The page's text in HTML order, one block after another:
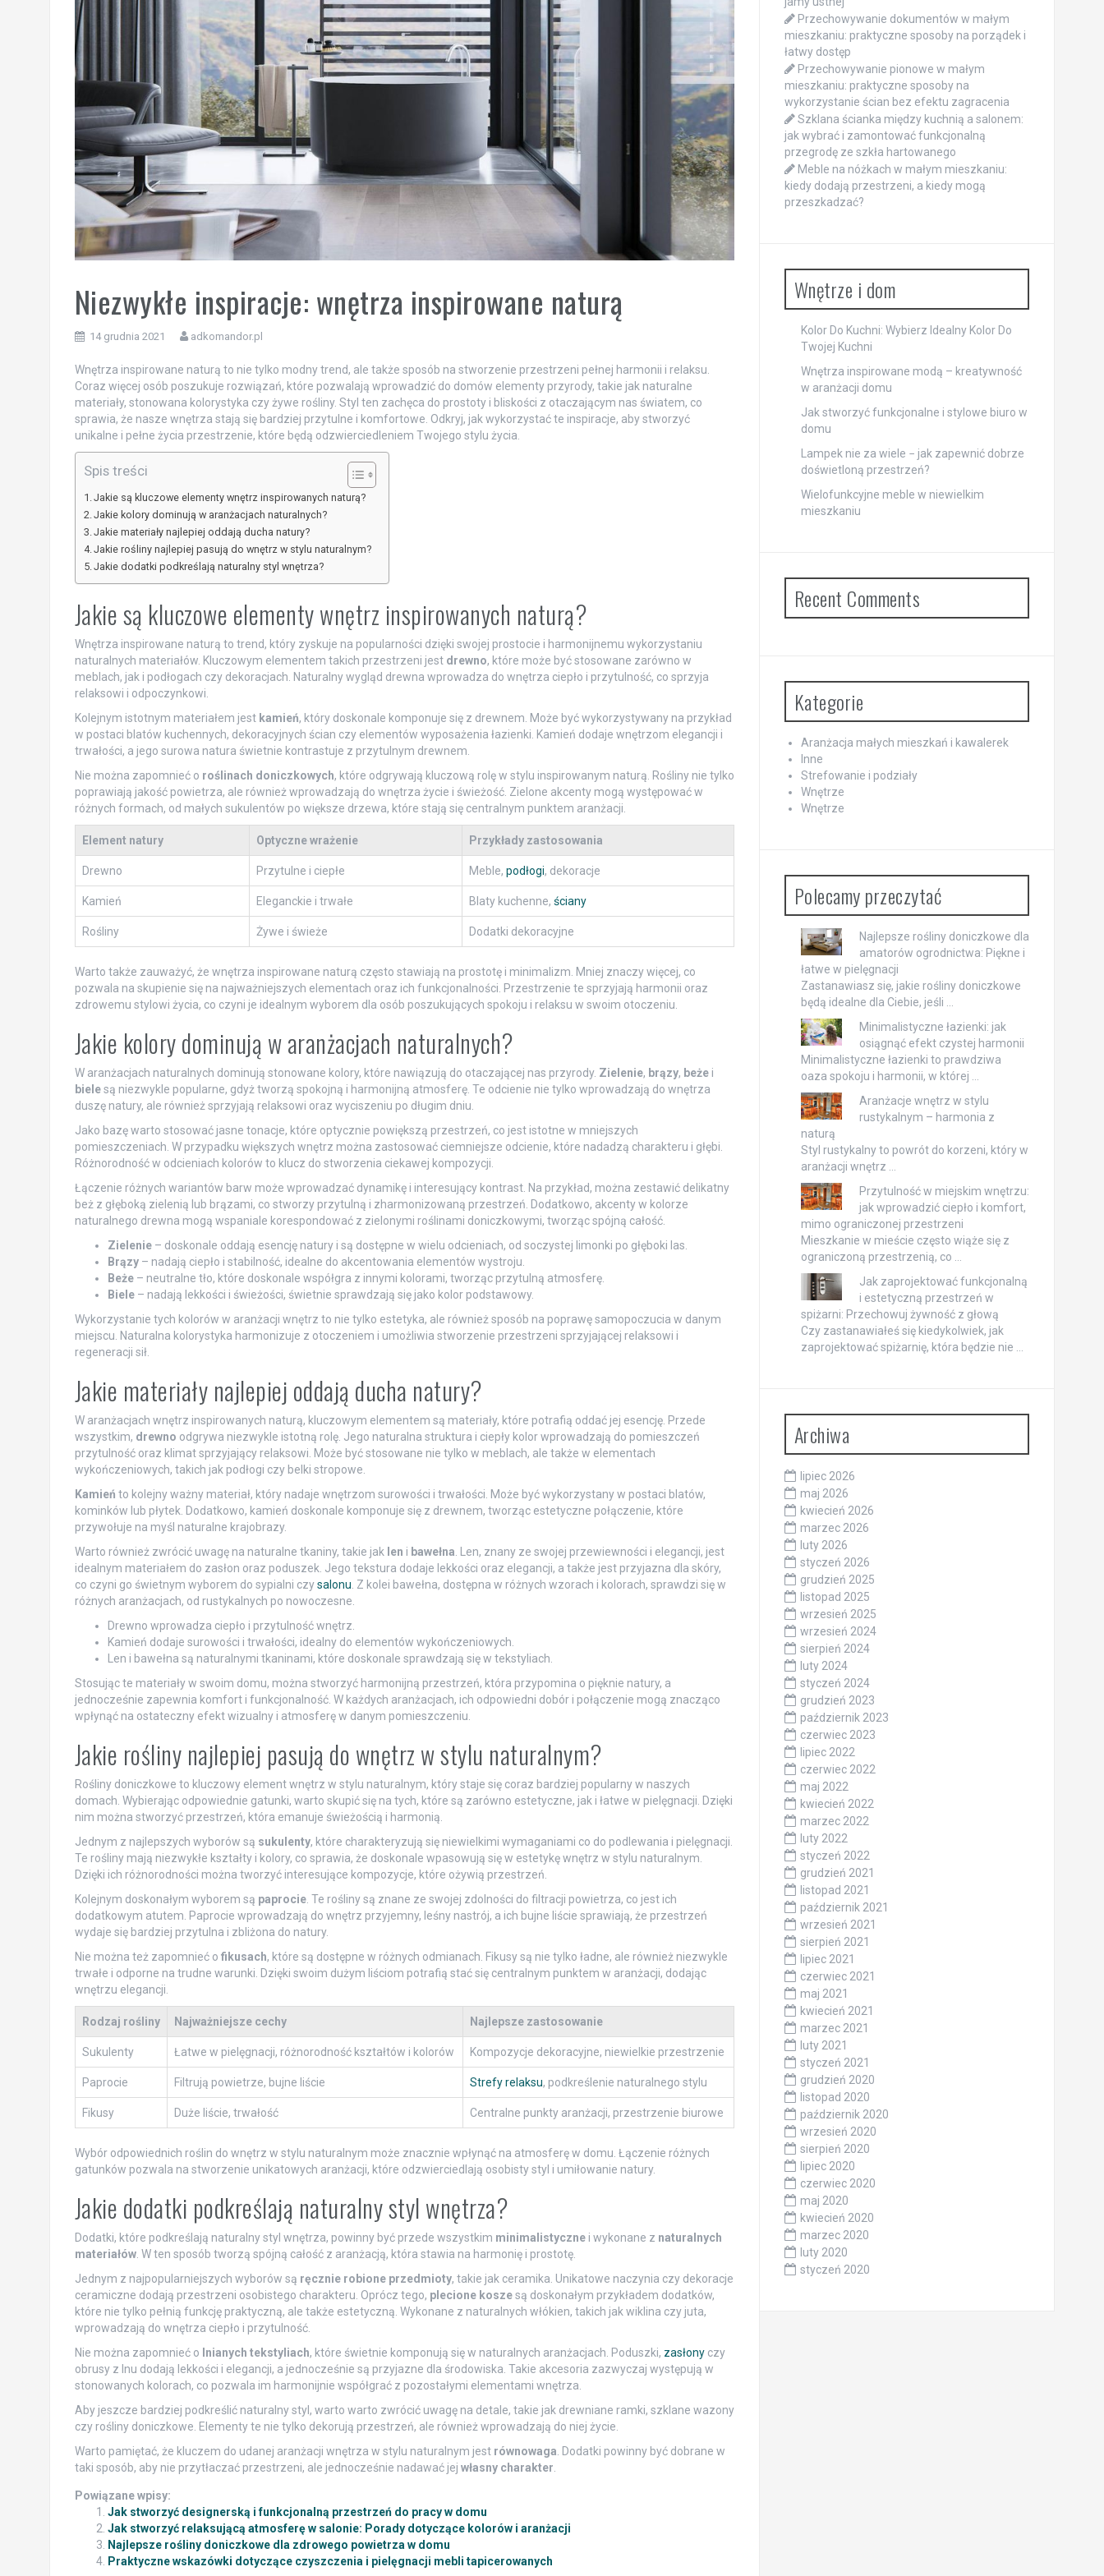
Niezwykłe inspiracje: wnętrza inspirowane naturą
14 grudnia 2021 adkomandor.pl
Wnętrza inspirowane naturą to nie tylko modny trend, ale także sposób na stworzenie przestrzeni pełnej harmonii i relaksu.
Coraz więcej osób poszukuje rozwiązań, które pozwalają wprowadzić do domów elementy przyrody, takie jak naturalne
materiały, stonowana kolorystyka czy żywe rośliny. Styl ten zachęca do prostoty i bliskości z otaczającym nas światem, co
sprawia, że nasze wnętrza stają się bardziej przytulne i komfortowe. Odkryj, jak wykorzystać te inspiracje, aby stworzyć
unikalne i pełne życia przestrzenie, które będą odzwierciedleniem Twojego stylu życia.
Spis treści
Jakie są kluczowe elementy wnętrz inspirowanych naturą?
Jakie kolory dominują w aranżacjach naturalnych?
Jakie materiały najlepiej oddają ducha natury?
Jakie rośliny najlepiej pasują do wnętrz w stylu naturalnym?
Jakie dodatki podkreślają naturalny styl wnętrza?
Jakie są kluczowe elementy wnętrz inspirowanych naturą?
Wnętrza inspirowane naturą to trend, który zyskuje na popularności dzięki swojej prostocie i harmonijnemu wykorzystaniu
naturalnych materiałów. Kluczowym elementem takich przestrzeni jest drewno, które może być stosowane zarówno w
meblach, jak i podłogach czy dekoracjach. Naturalny wygląd drewna wprowadza do wnętrza ciepło i przytulność, co sprzyja
relaksowi i odpoczynkowi.
Kolejnym istotnym materiałem jest kamień, który doskonale komponuje się z drewnem. Może być wykorzystywany na przykład
w postaci blatów kuchennych, dekoracyjnych ścian czy elementów wyposażenia łazienki. Kamień dodaje wnętrzom elegancji i
trwałości, a jego surowa natura świetnie kontrastuje z przytulnym drewnem.
Nie można zapomnieć o roślinach doniczkowych, które odgrywają kluczową rolę w stylu inspirowanym naturą. Rośliny nie tylko
poprawiają jakość powietrza, ale również wprowadzają do wnętrza życie i świeżość. Zielone akcenty mogą występować w
różnych formach, od małych sukulentów po większe drzewa, które stają się centralnym punktem aranżacji.
Element natury Optyczne wrażenie Przykłady zastosowania
Drewno Przytulne i ciepłe Meble, podłogi, dekoracje
Kamień Eleganckie i trwałe Blaty kuchenne, ściany
Rośliny Żywe i świeże Dodatki dekoracyjne
Warto także zauważyć, że wnętrza inspirowane naturą często stawiają na prostotę i minimalizm. Mniej znaczy więcej, co
pozwala na skupienie się na najważniejszych elementach oraz ich funkcjonalności. Przestrzenie te sprzyjają harmonii oraz
zdrowemu stylowi życia, co czyni je idealnym wyborem dla osób poszukujących spokoju i relaksu w swoim otoczeniu.
Jakie kolory dominują w aranżacjach naturalnych?
W aranżacjach naturalnych dominują stonowane kolory, które nawiązują do otaczającej nas przyrody. Zielenie, brązy, beżei
bielesą niezwykle popularne, gdyż tworzą spokojną i harmonijną atmosferę. Te odcienie nie tylko wprowadzają do wnętrza
duszę natury, ale również sprzyjają relaksowi oraz wyciszeniu po długim dniu.
Jako bazę warto stosować jasne tonacje, które optycznie powiększą przestrzeń, co jest istotne w mniejszych
pomieszczeniach. W przypadku większych wnętrz można zastosować ciemniejsze odcienie, które nadadzą charakteru i głębi.
Różnorodność w odcieniach kolorów to klucz do stworzenia ciekawej kompozycji.
Łączenie różnych wariantów barw może wprowadzać dynamikę i interesujący kontrast. Na przykład, można zestawić delikatny
beż z głęboką zielenią lub brązami, co stworzy przytulną i zharmonizowaną przestrzeń. Dodatkowo, akcenty w kolorze
naturalnego drewna mogą wspaniale korespondować z zielonymi roślinami doniczkowymi, tworząc spójną całość.
Zielenie– doskonale oddają esencję natury i są dostępne w wielu odcieniach, od soczystej limonki po głęboki las.
Brązy– nadają ciepło i stabilność, idealne do akcentowania elementów wystroju.
Beże– neutralne tło, które doskonale współgra z innymi kolorami, tworząc przytulną atmosferę.
Biele– nadają lekkości i świeżości, świetnie sprawdzają się jako kolor podstawowy.
Wykorzystanie tych kolorów w aranżacji wnętrz to nie tylko estetyka, ale również sposób na poprawę samopoczucia w danym
miejscu. Naturalna kolorystyka harmonizuje z otoczeniem i umożliwia stworzenie przestrzeni sprzyjającej relaksowi i
regeneracji sił.
Jakie materiały najlepiej oddają ducha natury?
W aranżacjach wnętrz inspirowanych naturą, kluczowym elementem są materiały, które potrafią oddać jej esencję. Przede
wszystkim, drewno odgrywa niezwykle istotną rolę. Jego naturalna struktura i ciepły kolor wprowadzają do pomieszczeń
przytulność oraz klimat sprzyjający relaksowi. Może być stosowane nie tylko w meblach, ale także w elementach
wykończeniowych, takich jak podłogi czy belki stropowe.
Kamień to kolejny ważny materiał, który nadaje wnętrzom surowości i trwałości. Może być wykorzystany w postaci blatów,
kominków lub płytek. Dodatkowo, kamień doskonale komponuje się z drewnem, tworząc estetyczne połączenie, które
przywołuje na myśl naturalne krajobrazy.
Warto również zwrócić uwagę na naturalne tkaniny, takie jak len i bawełna . Len, znany ze swojej przewiewności i elegancji, jest
idealnym materiałem do zasłon oraz poduszek. Jego tekstura dodaje lekkości oraz elegancji, a także jest przyjazna dla skóry,
co czyni go świetnym wyborem do sypialni czysalonu . Z kolei bawełna, dostępna w różnych wzorach i kolorach, sprawdzi się w
różnych aranżacjach, od rustykalnych po nowoczesne.
Drewno wprowadza ciepło i przytulność wnętrz.
Kamień dodaje surowości i trwałości, idealny do elementów wykończeniowych.
Len i bawełna są naturalnymi tkaninami, które doskonale sprawdzają się w tekstyliach.
Stosując te materiały w swoim domu, można stworzyć harmonijną przestrzeń, która przypomina o pięknie natury, a
jednocześnie zapewnia komfort i funkcjonalność. W każdych aranżacjach, ich odpowiedni dobór i połączenie mogą znacząco
wpłynąć na ostateczny efekt wizualny i atmosferę w danym pomieszczeniu.
Jakie rośliny najlepiej pasują do wnętrz w stylu naturalnym?
Rośliny doniczkowe to kluczowy element wnętrz w stylu naturalnym, który staje się coraz bardziej popularny w naszych
domach. Wybierając odpowiednie gatunki, warto skupić się na tych, które są zarówno estetyczne, jak i łatwe w pielęgnacji. Dzięki
nim można stworzyć przestrzeń, która emanuje świeżością i harmonią.
Jednym z najlepszych wyborów są sukulenty, które charakteryzują się niewielkimi wymaganiami co do podlewania i pielęgnacji.
Te rośliny mają niezwykłe kształty i kolory, co sprawia, że doskonale wpasowują się w estetykę wnętrz w stylu naturalnym.
Dzięki ich różnorodności można tworzyć interesujące kompozycje, które ożywią przestrzeń.
Kolejnym doskonałym wyborem są paprocie. Te rośliny są znane ze swojej zdolności do filtracji powietrza, co jest ich
dodatkowym atutem. Paprocie wprowadzają do wnętrz przyjemny, leśny nastrój, a ich bujne liście sprawiają, że przestrzeń
wydaje się bardziej przytulna i zbliżona do natury.
Nie można też zapomnieć o fikusach, które są dostępne w różnych odmianach. Fikusy są nie tylko ładne, ale również niezwykle
trwałe i odporne na trudne warunki. Dzięki swoim dużym liściom potrafią stać się centralnym punktem w aranżacji, dodając
wnętrzu elegancji.
Rodzaj rośliny Najważniejsze cechy Najlepsze zastosowanie
Sukulenty Łatwe w pielęgnacji, różnorodność kształtów i kolorów Kompozycje dekoracyjne, niewielkie przestrzenie
Paprocie Filtrują powietrze, bujne liście Strefy relaksu, podkreślenie naturalnego stylu
Fikusy Duże liście, trwałość Centralne punkty aranżacji, przestrzenie biurowe
Wybór odpowiednich roślin do wnętrz w stylu naturalnym może znacznie wpłynąć na atmosferę w domu. Łączenie różnych
gatunków pozwala na stworzenie unikatowych aranżacji, które odzwierciedlają osobisty styl i umiłowanie natury.
Jakie dodatki podkreślają naturalny styl wnętrza?
Dodatki, które podkreślają naturalny styl wnętrza, powinny być przede wszystkim minimalistycznei wykonane z naturalnych
materiałów. W ten sposób tworzą spójną całość z aranżacją, która stawia na harmonię i prostotę.
Jednym z najpopularniejszych wyborów są ręcznie robione przedmioty, takie jak ceramika. Unikatowe naczynia czy dekoracje
ceramiczne dodają przestrzeni osobistego charakteru. Oprócz tego, plecione koszesą doskonałym przykładem dodatków,
które nie tylko pełnią funkcję praktyczną, ale także estetyczną. Wykonane z naturalnych włókien, takich jak wiklina czy juta,
wprowadzają do wnętrza ciepło i przytulność.
Nie można zapomnieć o lnianych tekstyliach, które świetnie komponują się w naturalnych aranżacjach. Poduszki, zasłonyczy
obrusy z lnu dodają lekkości i elegancji, a jednocześnie są przyjazne dla środowiska. Takie akcesoria zazwyczaj występują w
stonowanych kolorach, co pozwala im harmonijnie współgrać z pozostałymi elementami wnętrza.
Aby jeszcze bardziej podkreślić naturalny styl, warto warto zwrócić uwagę na detale, takie jak drewniane ramki, szklane wazony
czy rośliny doniczkowe. Elementy te nie tylko dekorują przestrzeń, ale również wprowadzają do niej życie.
Warto pamiętać, że kluczem do udanej aranżacji wnętrza w stylu naturalnym jest równowaga . Dodatki powinny być dobrane w
taki sposób, aby nie przytłaczać przestrzeni, ale jednocześnie nadawać jej własny charakter
Powiązane wpisy:
Jak stworzyć designerską i funkcjonalną przestrzeń do pracy w domu
Jak stworzyć relaksującą atmosferę w salonie: Porady dotyczące kolorów i aranżacji
Najlepsze rośliny doniczkowe dla zdrowego powietrza w domu
Praktyczne wskazówki dotyczące czyszczenia i pielęgnacji mebli tapicerowanych
Przechowywanie dokumentów w małym
mieszkaniu: praktyczne sposoby na porządek i
łatwy dostęp
Przechowywanie pionowe w małym
mieszkaniu: praktyczne sposoby na
wykorzystanie ścian bez efektu zagracenia
Szklana ścianka między kuchnią a salonem:
jak wybrać i zamontować funkcjonalną
przegrodę ze szkła hartowanego
Meble na nóżkach w małym mieszkaniu:
kiedy dodają przestrzeni, a kiedy mogą
przeszkadzać?
Wnętrze i dom
Kolor Do Kuchni: Wybierz Idealny Kolor Do
Twojej Kuchni
Wnętrza inspirowane modą – kreatywność
w aranżacji domu
Jak stworzyć funkcjonalne i stylowe biuro w
domu
Lampek nie za wiele − jak zapewnić dobrze
doświetloną przestrzeń?
Wielofunkcyjne meble w niewielkim
mieszkaniu
Recent Comments
Kategorie
Aranżacja małych mieszkań i kawalerek
Inne
Strefowanie i podziały
Wnętrze
Wnętrze
Polecamy przeczytać
Najlepsze rośliny doniczkowe dla
amatorów ogrodnictwa: Piękne i
łatwe w pielęgnacji
Zastanawiasz się, jakie rośliny doniczkowe
będą idealne dla Ciebie, jeśli …
Minimalistyczne łazienki: jak
osiągnąć efekt czystej harmonii
Minimalistyczne łazienki to prawdziwa
oaza spokoju i harmonii, w której …
Aranżacje wnętrz w stylu
rustykalnym – harmonia z
naturą
Styl rustykalny to powrót do korzeni, który w
aranżacji wnętrz …
Przytulność w miejskim wnętrzu:
jak wprowadzić ciepło i komfort,
mimo ograniczonej przestrzeni
Mieszkanie w mieście często wiąże się z
ograniczoną przestrzenią, co …
Jak zaprojektować funkcjonalną
i estetyczną przestrzeń w
spiżarni: Przechowuj żywność z głową
Czy zastanawiałeś się kiedykolwiek, jak
zaprojektować spiżarnię, która będzie nie …
Archiwa
lipiec 2026
maj 2026
kwiecień 2026
marzec 2026
luty 2026
styczeń 2026
grudzień 2025
listopad 2025
wrzesień 2025
wrzesień 2024
sierpień 2024
luty 2024
styczeń 2024
grudzień 2023
październik 2023
czerwiec 2023
lipiec 2022
czerwiec 2022
maj 2022
kwiecień 2022
marzec 2022
luty 2022
styczeń 2022
grudzień 2021
listopad 2021
październik 2021
wrzesień 2021
sierpień 2021
lipiec 2021
czerwiec 2021
maj 2021
kwiecień 2021
marzec 2021
luty 2021
styczeń 2021
grudzień 2020
listopad 2020
październik 2020
wrzesień 2020
sierpień 2020
lipiec 2020
czerwiec 2020
maj 2020
kwiecień 2020
marzec 2020
luty 2020
styczeń 2020